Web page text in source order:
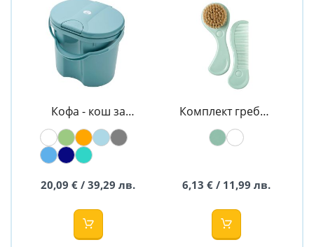
Кофа - кош за
памперси TOP -
Rotho Babydesign
20,09 € / 39,29 лв.
Комплект гребен
и четка Natural -
Rotho Babydesign
6,13 € / 11,99 лв.